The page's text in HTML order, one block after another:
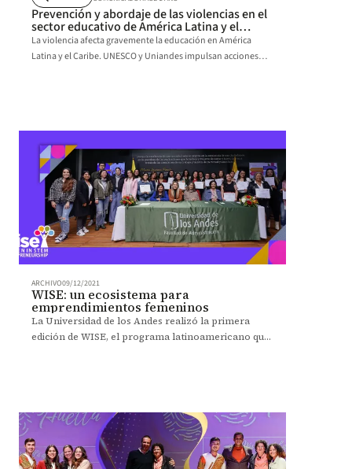
Prevención y abordaje de las violencias en el
sector educativo de América Latina y el
Caribe
La violencia afecta gravemente la educación en América
Latina y el Caribe. UNESCO y Uniandes impulsan acciones
ARCHIVO09/12/2021
WISE: un ecosistema para
emprendimientos femeninos
La Universidad de los Andes realizó la primera
edición de WISE, el programa latinoamericano que